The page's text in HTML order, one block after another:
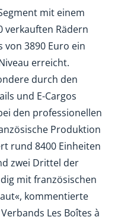
mit einem
verkauften Rädern
3890 Euro ein
erreicht.
durch den
und E-Cargos
den professionellen
Produktion
rund 8400 Einheiten
zwei Drittel der
mit französischen
kommentierte
Les Boîtes à